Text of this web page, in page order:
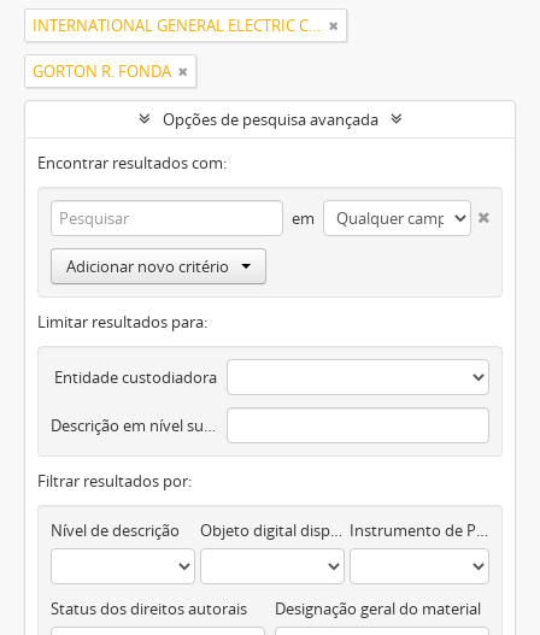
INTERNATIONAL GENERAL ELECTRIC COMPANY, INCORPORATED
GORTON R. FONDA
Opções de pesquisa avançada
Encontrar resultados com:
em
Adicionar novo critério
Limitar resultados para:
Entidade custodiadora
Descrição em nível superior
Filtrar resultados por:
Nível de descrição Objeto digital disponível Instrumento de Pesquisa
Status dos direitos autorais Designação geral do material